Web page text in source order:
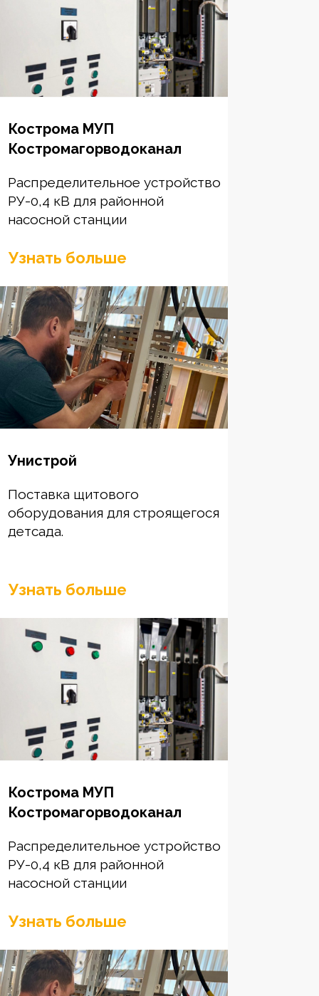
Узнать больше
Кострома МУП
Костромагорводоканал
Распределительное устройство
РУ-0,4 кВ для районной
насосной станции
Узнать больше
Унистрой
Поставка щитового
оборудования для строящегося
детсада.
Узнать больше
Кострома МУП
Костромагорводоканал
Распределительное устройство
РУ-0,4 кВ для районной
насосной станции